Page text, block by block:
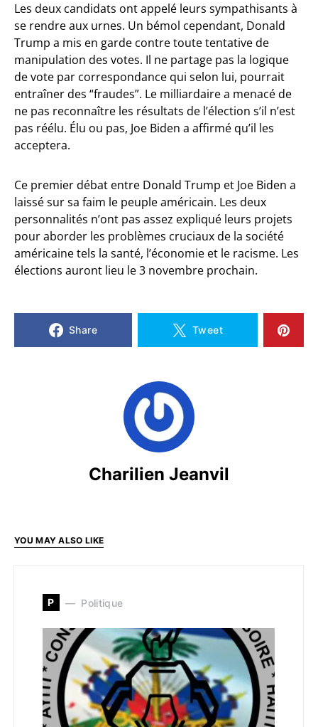
Les deux candidats ont appelé leurs sympathisants à
se rendre aux urnes. Un bémol cependant, Donald
Trump a mis en garde contre toute tentative de
manipulation des votes. Il ne partage pas la logique
de vote par correspondance qui selon lui, pourrait
entraîner des “fraudes”. Le milliardaire a menacé de
ne pas reconnaître les résultats de l’élection s’il n’est
pas réélu. Élu ou pas, Joe Biden a affirmé qu’il les
acceptera.
Ce premier débat entre Donald Trump et Joe Biden a
laissé sur sa faim le peuple américain. Les deux
personnalités n’ont pas assez expliqué leurs projets
pour aborder les problèmes cruciaux de la société
américaine tels la santé, l’économie et le racisme. Les
élections auront lieu le 3 novembre prochain.
Share Tweet
Charilien Jeanvil
YOU MAY ALSO LIKE
P Politique